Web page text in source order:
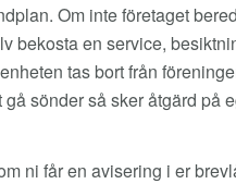
Om inte företaget
bekosta en service,
tas bort från
sönder så sker åtgärd på
ni får en avisering i er